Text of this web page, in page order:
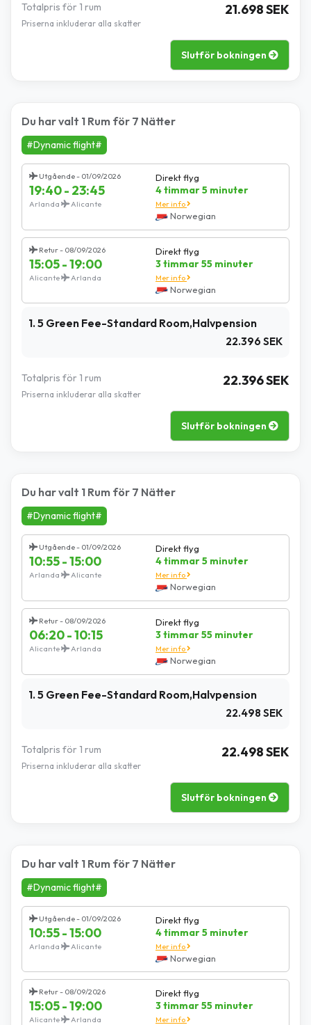
Totalpris för 1 rum 21.698 SEK
Priserna inkluderar alla skatter
Slutför bokningen
Du har valt 1 Rum för 7 Nätter
#Dynamic flight#
Utgående - 01/09/2026
19:40 - 23:45
Arlanda Alicante
Direkt flyg
4 timmar 5 minuter
Mer info
Norwegian
Retur - 08/09/2026
15:05 - 19:00
Alicante Arlanda
Direkt flyg
3 timmar 55 minuter
Mer info
Norwegian
1. 5 Green Fee-Standard Room,Halvpension
22.396 SEK
Totalpris för 1 rum 22.396 SEK
Priserna inkluderar alla skatter
Slutför bokningen
Du har valt 1 Rum för 7 Nätter
#Dynamic flight#
Utgående - 01/09/2026
10:55 - 15:00
Arlanda Alicante
Direkt flyg
4 timmar 5 minuter
Mer info
Norwegian
Retur - 08/09/2026
06:20 - 10:15
Alicante Arlanda
Direkt flyg
3 timmar 55 minuter
Mer info
Norwegian
1. 5 Green Fee-Standard Room,Halvpension
22.498 SEK
Totalpris för 1 rum 22.498 SEK
Priserna inkluderar alla skatter
Slutför bokningen
Du har valt 1 Rum för 7 Nätter
#Dynamic flight#
Utgående - 01/09/2026
10:55 - 15:00
Arlanda Alicante
Direkt flyg
4 timmar 5 minuter
Mer info
Norwegian
Retur - 08/09/2026
15:05 - 19:00
Alicante Arlanda
Direkt flyg
3 timmar 55 minuter
Mer info